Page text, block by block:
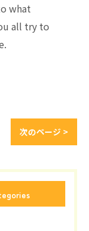
what
all try to
次のページ >